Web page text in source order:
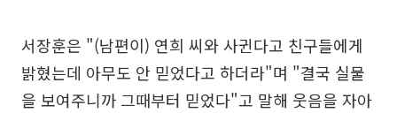
서장훈은 "(남편이) 연희 씨와 사귄다고 친구들에게
밝혔는데 아무도 안 믿었다고 하더라"며 "결국 실물
을 보여주니까 그때부터 믿었다"고 말해 웃음을 자아